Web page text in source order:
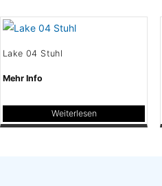
Lake 04 Stuhl
Mehr Info
Weiterlesen